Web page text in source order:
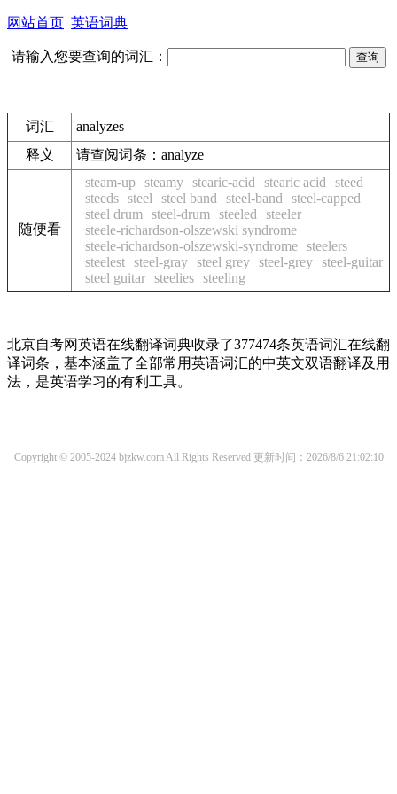
网站首页 英语词典
请输入您要查询的词汇：
词汇
analyzes
释义
请查阅词条：analyze
随便看
steam-up steamy stearic-acid stearic acid
steed
steeds steel steel band steel-band
steel-capped
steel drum
steel-drum steeled
steeler
steele-richardson-olszewski syndrome
steele-richardson-olszewski-syndrome steelers
steelest steel-gray steel grey steel-grey steel-guitar
steel guitar steelies steeling
北京自考网英语在线翻译词典收录了377474条英语词汇在线翻
译词条，基本涵盖了全部常用英语词汇的中英文双语翻译及用
法，是英语学习的有利工具。
Copyright © 2005-2024 bjzkw.com All Rights Reserved更新时间：2026/8/6 21:02:10